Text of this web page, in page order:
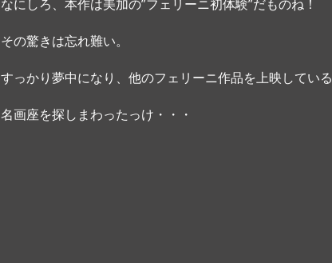
なにしろ、本作は美加の”フェリーニ初体験”だものね！
その驚きは忘れ難い。
すっかり夢中になり、他のフェリーニ作品を上映している
名画座を探しまわったっけ・・・